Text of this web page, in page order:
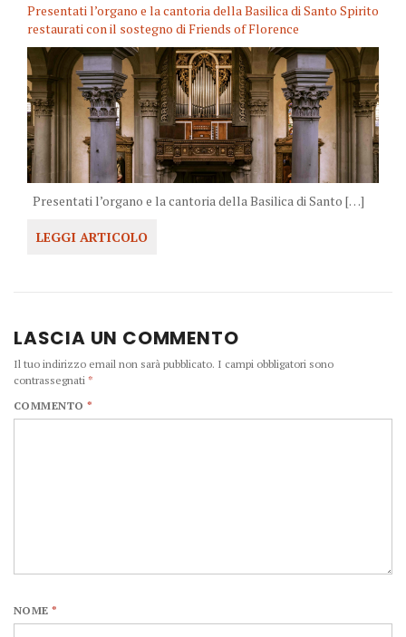
Presentati l’organo e la cantoria della Basilica di Santo Spirito
restaurati con il sostegno di Friends of Florence
Presentati l’organo e la cantoria della Basilica di Santo […]
LEGGI ARTICOLO
LASCIA UN COMMENTO
Il tuo indirizzo email non sarà pubblicato. I campi obbligatori sono
contrassegnati *
COMMENTO*
NOME*